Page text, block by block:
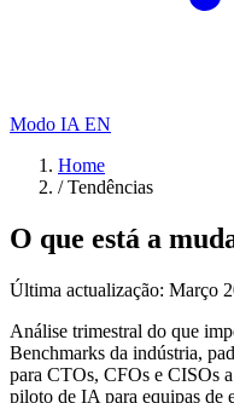
Modo IA EN
Home
/ Tendências
O que está a
Última actualização: Março
Análise trimestral do que
Benchmarks da indústria,
para CTOs, CFOs e CISOs
piloto de IA para equipas de